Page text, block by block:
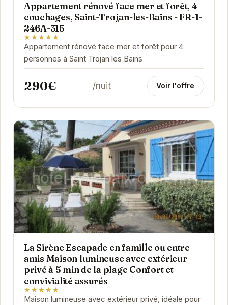
Appartement rénové face mer et forêt, 4
couchages, Saint-Trojan-les-Bains - FR-1-
246A-315
★★★★★
Appartement rénové face mer et forêt pour 4
personnes à Saint Trojan les Bains
290€ /nuit Voir l'offre
La Sirène Escapade en famille ou entre
amis Maison lumineuse avec extérieur
privé à 5 min de la plage Confort et
convivialité assurés
★★★★★
Maison lumineuse avec extérieur privé, idéale pour